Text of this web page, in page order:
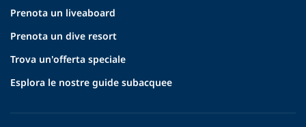
Prenota un liveaboard
Prenota un dive resort
Trova un'offerta speciale
Esplora le nostre guide subacquee